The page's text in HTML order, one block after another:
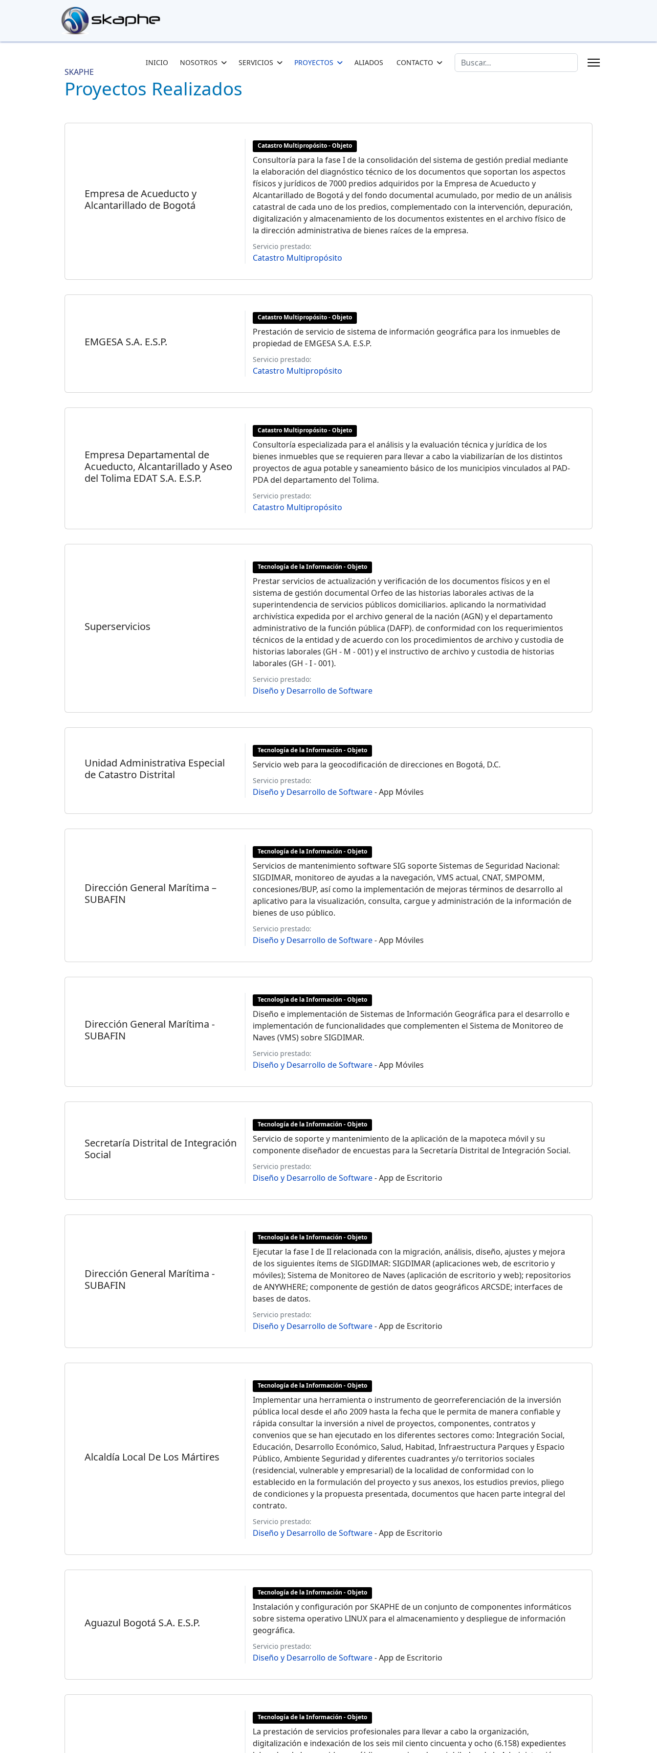
INICIO NOSOTROS SERVICIOS PROYECTOS ALIADOS CONTACTO
Buscar
SKAPHE
Proyectos Realizados
Empresa de Acueducto y
Alcantarillado de Bogotá
Catastro Multipropósito - Objeto
Consultoría para la fase I de la consolidación del sistema de gestión predial mediante
la elaboración del diagnóstico técnico de los documentos que soportan los aspectos
físicos y jurídicos de 7000 predios adquiridos por la Empresa de Acueducto y
Alcantarillado de Bogotá y del fondo documental acumulado, por medio de un análisis
catastral de cada uno de los predios, complementado con la intervención, depuración,
digitalización y almacenamiento de los documentos existentes en el archivo físico de
la dirección administrativa de bienes raíces de la empresa.
Servicio prestado:
Catastro Multipropósito
EMGESA S.A. E.S.P.
Catastro Multipropósito - Objeto
Prestación de servicio de sistema de información geográfica para los inmuebles de
propiedad de EMGESA S.A. E.S.P.
Servicio prestado:
Catastro Multipropósito
Empresa Departamental de
Acueducto, Alcantarillado y Aseo
del Tolima EDAT S.A. E.S.P.
Catastro Multipropósito - Objeto
Consultoría especializada para el análisis y la evaluación técnica y jurídica de los
bienes inmuebles que se requieren para llevar a cabo la viabilizarían de los distintos
proyectos de agua potable y saneamiento básico de los municipios vinculados al PAD-
PDA del departamento del Tolima.
Servicio prestado:
Catastro Multipropósito
Superservicios
Tecnología de la Información - Objeto
Prestar servicios de actualización y verificación de los documentos físicos y en el
sistema de gestión documental Orfeo de las historias laborales activas de la
superintendencia de servicios públicos domiciliarios. aplicando la normatividad
archivística expedida por el archivo general de la nación (AGN) y el departamento
administrativo de la función pública (DAFP). de conformidad con los requerimientos
técnicos de la entidad y de acuerdo con los procedimientos de archivo y custodia de
historias laborales (GH - M - 001) y el instructivo de archivo y custodia de historias
laborales (GH - I - 001).
Servicio prestado:
Diseño y Desarrollo de Software
Unidad Administrativa Especial
de Catastro Distrital
Tecnología de la Información - Objeto
Servicio web para la geocodificación de direcciones en Bogotá, D.C.
Servicio prestado:
Diseño y Desarrollo de Software- App Móviles
Dirección General Marítima –
SUBAFIN
Tecnología de la Información - Objeto
Servicios de mantenimiento software SIG soporte Sistemas de Seguridad Nacional:
SIGDIMAR, monitoreo de ayudas a la navegación, VMS actual, CNAT, SMPOMM,
concesiones/BUP, así como la implementación de mejoras términos de desarrollo al
aplicativo para la visualización, consulta, cargue y administración de la información de
bienes de uso público.
Servicio prestado:
Diseño y Desarrollo de Software- App Móviles
Dirección General Marítima -
SUBAFIN
Tecnología de la Información - Objeto
Diseño e implementación de Sistemas de Información Geográfica para el desarrollo e
implementación de funcionalidades que complementen el Sistema de Monitoreo de
Naves (VMS) sobre SIGDIMAR.
Servicio prestado:
Diseño y Desarrollo de Software- App Móviles
Secretaría Distrital de Integración
Social
Tecnología de la Información - Objeto
Servicio de soporte y mantenimiento de la aplicación de la mapoteca móvil y su
componente diseñador de encuestas para la Secretaría Distrital de Integración Social.
Servicio prestado:
Diseño y Desarrollo de Software- App de Escritorio
Dirección General Marítima -
SUBAFIN
Tecnología de la Información - Objeto
Ejecutar la fase I de II relacionada con la migración, análisis, diseño, ajustes y mejora
de los siguientes ítems de SIGDIMAR: SIGDIMAR (aplicaciones web, de escritorio y
móviles); Sistema de Monitoreo de Naves (aplicación de escritorio y web); repositorios
de ANYWHERE; componente de gestión de datos geográficos ARCSDE; interfaces de
bases de datos.
Servicio prestado:
Diseño y Desarrollo de Software- App de Escritorio
Alcaldía Local De Los Mártires
Tecnología de la Información - Objeto
Implementar una herramienta o instrumento de georreferenciación de la inversión
pública local desde el año 2009 hasta la fecha que le permita de manera confiable y
rápida consultar la inversión a nivel de proyectos, componentes, contratos y
convenios que se han ejecutado en los diferentes sectores como: Integración Social,
Educación, Desarrollo Económico, Salud, Habitad, Infraestructura Parques y Espacio
Público, Ambiente Seguridad y diferentes cuadrantes y/o territorios sociales
(residencial, vulnerable y empresarial) de la localidad de conformidad con lo
establecido en la formulación del proyecto y sus anexos, los estudios previos, pliego
de condiciones y la propuesta presentada, documentos que hacen parte integral del
contrato.
Servicio prestado:
Diseño y Desarrollo de Software- App de Escritorio
Aguazul Bogotá S.A. E.S.P.
Tecnología de la Información - Objeto
Instalación y configuración por SKAPHE de un conjunto de componentes informáticos
sobre sistema operativo LINUX para el almacenamiento y despliegue de información
geográfica.
Servicio prestado:
Diseño y Desarrollo de Software- App de Escritorio
Tecnología de la Información - Objeto
La prestación de servicios profesionales para llevar a cabo la organización,
digitalización e indexación de los seis mil ciento cincuenta y ocho (6.158) expedientes